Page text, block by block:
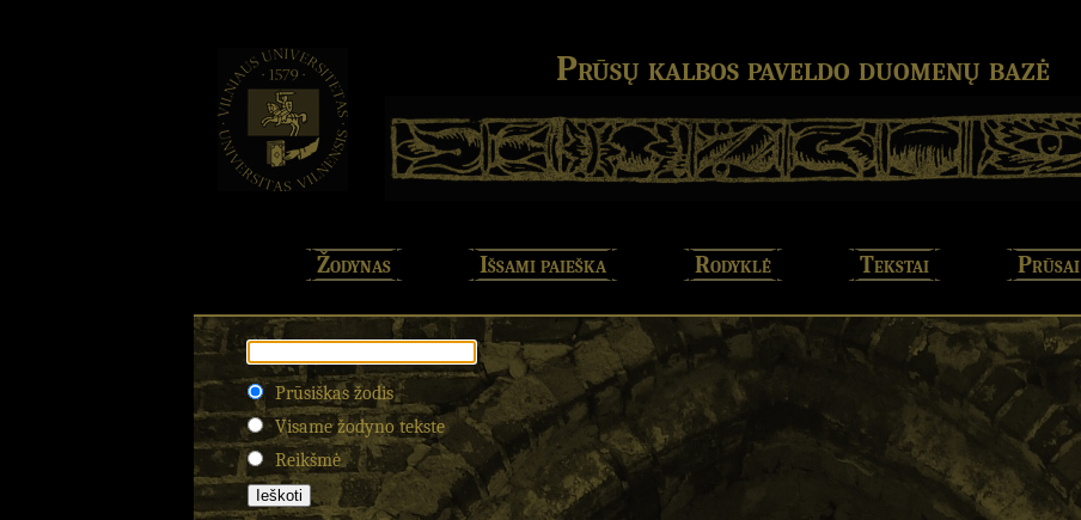
Prūsų kalbos paveldo duomenų bazė
Žodynas Išsami paieška Rodyklė Tekstai Prūsai
Prūsiškas žodis
Visame žodyno tekste
Reikšmė